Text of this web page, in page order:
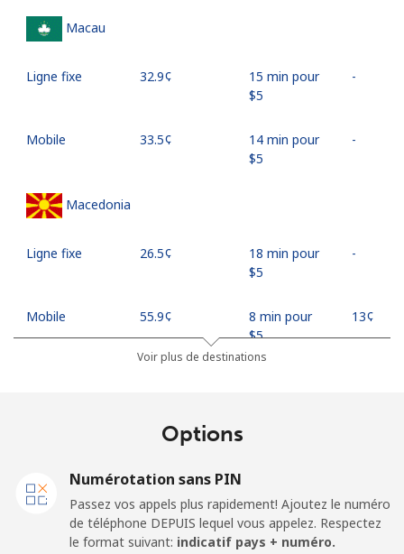
Macau
Ligne fixe ⁦32.9¢⁩
15 min pour
⁦$5⁩
-
Mobile ⁦33.5¢⁩
14 min pour
⁦$5⁩
-
Macedonia
Ligne fixe ⁦26.5¢⁩
18 min pour
⁦$5⁩
-
Mobile ⁦55.9¢⁩
8 min pour
⁦$5⁩
⁦13¢⁩
⁦81.9¢⁩
Mobile
⁦$5⁩
Voir plus de destinations
Options
Numérotation sans PIN
Passez vos appels plus rapidement! Ajoutez le numéro
de téléphone DEPUIS lequel vous appelez. Respectez
le format suivant: indicatif pays + numéro.